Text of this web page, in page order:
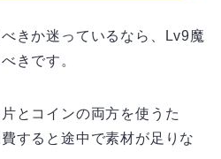
きか迷っているなら、Lv9魔
きです。
とコインの両方を使うた
すると途中で素材が足りな